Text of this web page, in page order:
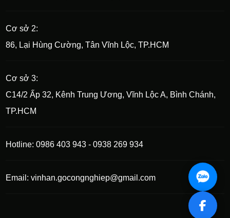
Cơ sở 2:
86, Lại Hùng Cường, Tân Vĩnh Lộc, TP.HCM
Cơ sở 3:
C14/2 Ấp 32, Kênh Trung Ương, Vĩnh Lộc A, Bình Chánh,
TP.HCM
Hotline: 0986 403 943 - 0938 269 934
Email: vinhan.gocongnghiep@gmail.com